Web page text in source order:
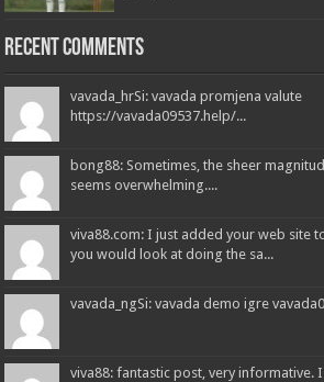
Recent Comments
vavada_hrSi: vavada promjena valute
https://vavada09537.help/...
bong88: Sometimes, the sheer
seems overwhelming....
viva88.com: I just added your web site
you would look at doing the sa...
vavada_ngSi: vavada demo igre
viva88: fantastic post, very informative.